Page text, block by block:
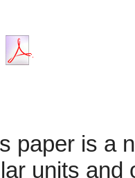
paper is a
units and